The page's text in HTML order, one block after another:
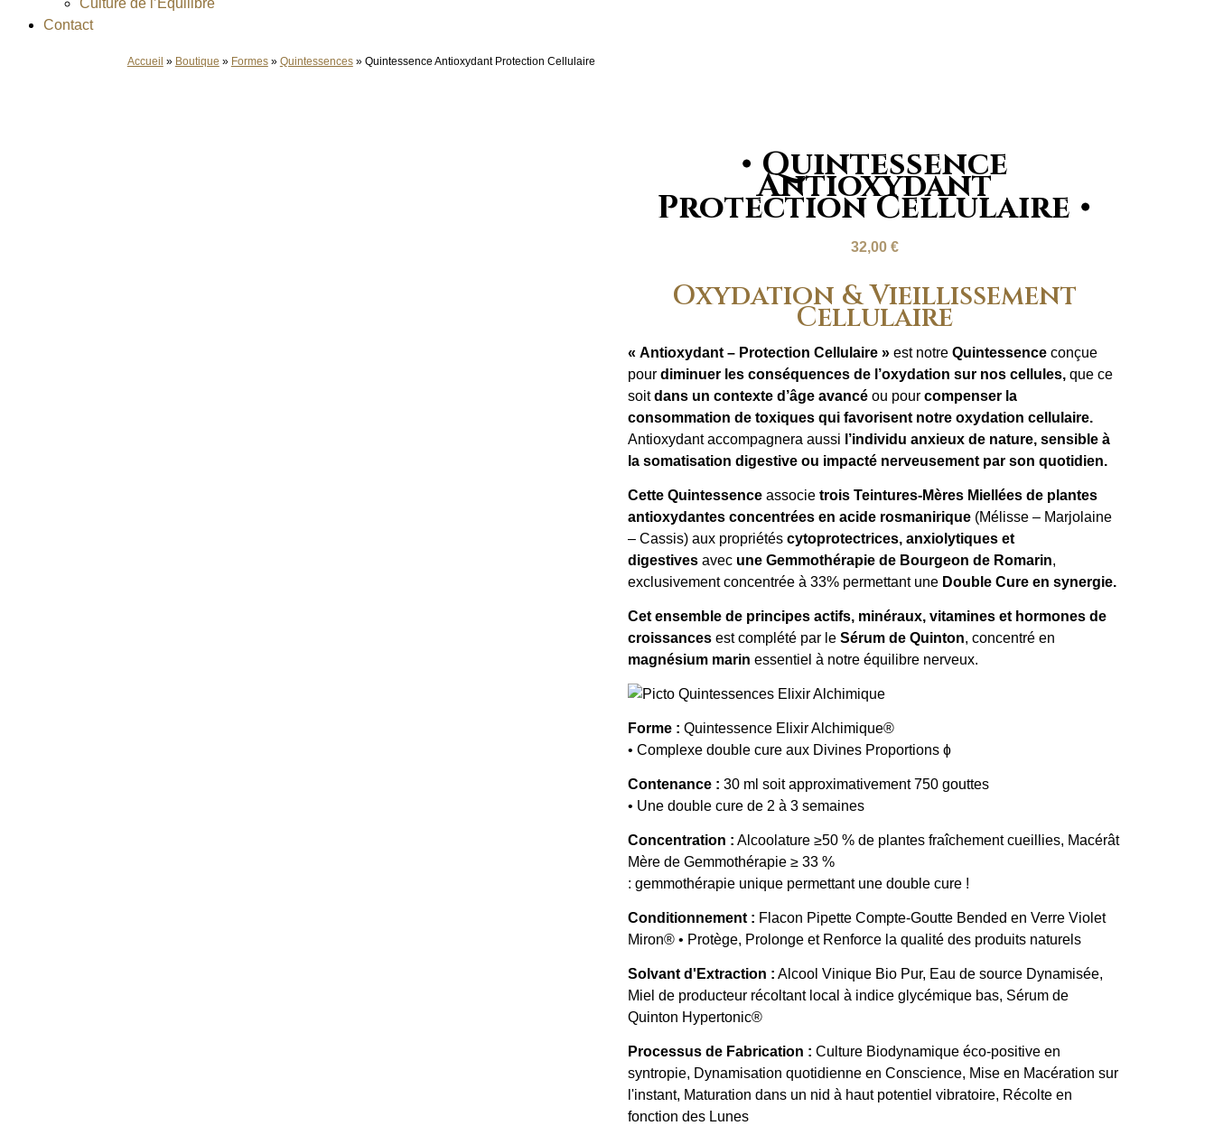
Culture de l’Équilibre
Contact
Accueil » Boutique » Formes» Quintessences» Quintessence Antioxydant Protection Cellulaire
Quintessence
Antioxydant
Protection Cellulaire
32,00 €
Oxydation & Vieillissement
Cellulaire
« Antioxydant – Protection Cellulaire »est notre Quintessence conçue
pour diminuer les conséquences de l’oxydation sur nos cellules,que ce
soitdans un contexte d’âge avancé ou pourcompenser la
consommation de toxiques qui favorisent notre oxydation cellulaire.
Antioxydant accompagnera aussi l’individu anxieux de nature, sensible à
la somatisation digestive ou impacté nerveusement par son quotidien.
Cette Quintessenceassocietrois Teintures-Mères Miellées de plantes
antioxydantes concentrées en acide rosmanirique (Mélisse – Marjolaine
– Cassis) aux propriétéscytoprotectrices, anxiolytiques et
digestivesavec uneGemmothérapie de Bourgeon de Romarin,
exclusivement concentrée à 33% permettant uneDouble Cure en synergie.
Cet ensemble de principes actifs, minéraux, vitamines et hormones de
croissancesest complété par le Sérum de Quinton, concentré en
magnésium marin essentiel à notre équilibre nerveux.
Forme : Quintessence Elixir Alchimique®
• Complexe double cure aux Divines Proportions ɸ
Contenance : 30 ml soit approximativement 750 gouttes
• Une double cure de 2 à 3 semaines
Concentration : Alcoolature ≥50 % de plantes fraîchement cueillies, Macérât
Mère de Gemmothérapie ≥ 33 %
: gemmothérapie unique permettant une double cure !
Conditionnement : Flacon Pipette Compte-Goutte Bended en Verre Violet
Miron® • Protège, Prolonge et Renforce la qualité des produits naturels
Solvant d'Extraction : Alcool Vinique Bio Pur, Eau de source Dynamisée,
Miel de producteur récoltant local à indice glycémique bas, Sérum de
Quinton Hypertonic®
Processus de Fabrication : Culture Biodynamique éco-positive en
syntropie, Dynamisation quotidienne en Conscience, Mise en Macération sur
l'instant, Maturation dans un nid à haut potentiel vibratoire, Récolte en
fonction des Lunes